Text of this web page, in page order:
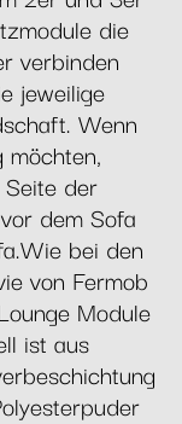
die
verbinden
jeweilige
Wenn
der
dem Sofa
bei den
von Fermob
Module
ist aus